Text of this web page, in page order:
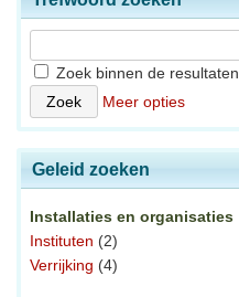
Zoek binnen de resultaten
Meer opties
Geleid zoeken
Installaties en organisaties
Instituten (2)
Verrijking (4)